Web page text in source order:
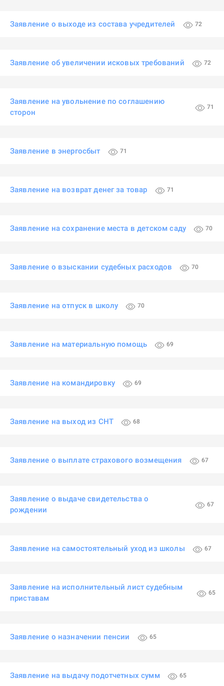
Заявление о выходе из состава учредителей 72
Заявление об увеличении исковых требований 72
Заявление на увольнение по соглашению
сторон
71
Заявление в энергосбыт 71
Заявление на возврат денег за товар 71
Заявление на сохранение места в детском саду 70
Заявление о взыскании судебных расходов 70
Заявление на отпуск в школу 70
Заявление на материальную помощь 69
Заявление на командировку 69
Заявление на выход из СНТ 68
Заявление о выплате страхового возмещения 67
Заявление о выдаче свидетельства о
рождении
67
Заявление на самостоятельный уход из школы 67
Заявление на исполнительный лист судебным
приставам
65
Заявление о назначении пенсии 65
Заявление на выдачу подотчетных сумм 65